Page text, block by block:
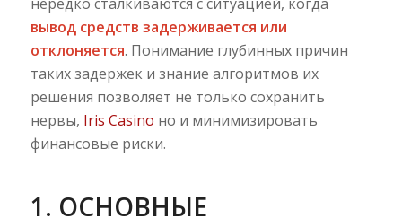
вывод средств задерживается или
отклоняется. Понимание глубинных причин
таких задержек и знание алгоритмов их
решения позволяет не только сохранить
нервы, Iris Casino но и минимизировать
финансовые риски.
1. ОСНОВНЫЕ